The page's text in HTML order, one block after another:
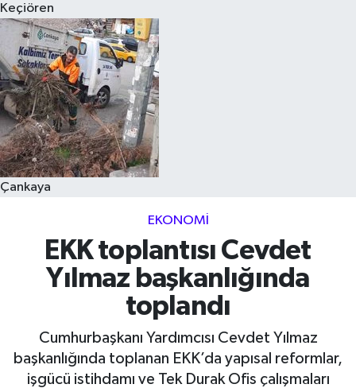
Keçiören
Çankaya
EKONOMI
EKK toplantısı Cevdet
Yılmaz başkanlığında
toplandı
Cumhurbaşkanı Yardımcısı Cevdet Yılmaz
başkanlığında toplanan EKK’da yapısal reformlar,
işgücü istihdamı ve Tek Durak Ofis çalışmaları